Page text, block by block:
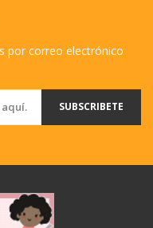
por correo electrónico
SUBSCRIBETE